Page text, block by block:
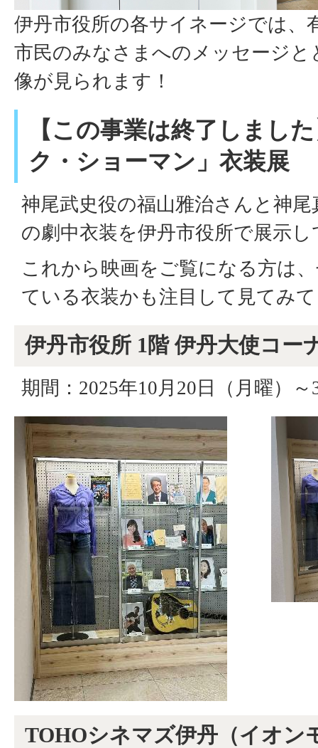
伊丹市役所の各サイネージでは、
市民のみなさまへのメッセージと
像が見られます！
【この事業は終了しまし
ク・ショーマン」衣装展
神尾武史役の福山雅治さんと神
の劇中衣装を伊丹市役所で展示
これから映画をご覧になる方は
ている衣装かも注目して見てみ
伊丹市役所 1階 伊丹大使コー
期間：2025年10月20日（月曜）
TOHOシネマズ伊丹（イオン